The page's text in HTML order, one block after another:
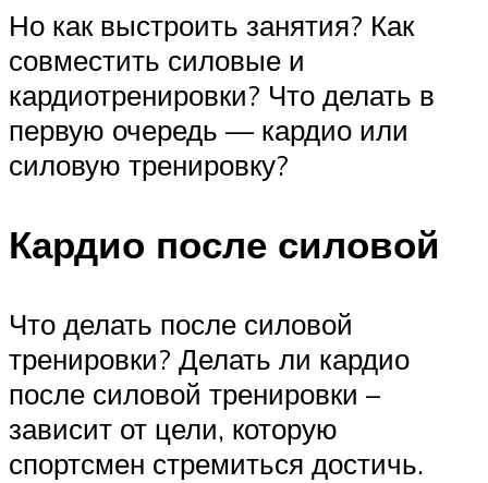
Но как выстроить занятия? Как
совместить силовые и
кардиотренировки? Что делать в
первую очередь — кардио или
силовую тренировку?
Кардио после силовой
Что делать после силовой
тренировки? Делать ли кардио
после силовой тренировки –
зависит от цели, которую
спортсмен стремиться достичь.